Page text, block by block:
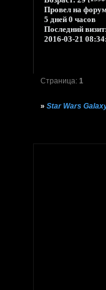
Провел на
5 дней 0 часов
Последний визит:
2016-03-21
Страница:1
»Star Wars